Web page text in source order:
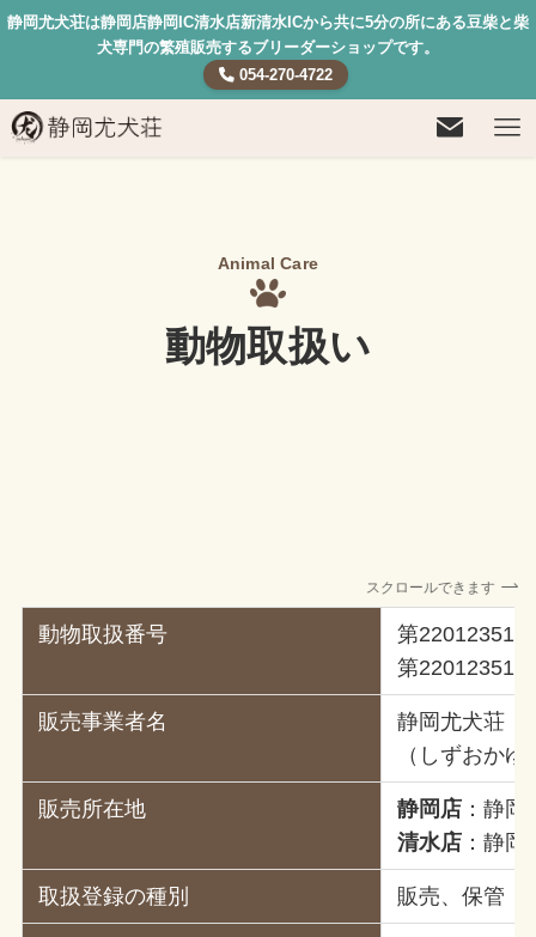
静岡尤犬荘は静岡店静岡IC清水店新清水ICから共に5分の所にある豆柴と柴
犬専門の繁殖販売するブリーダーショップです。
054-270-4722
Animal Care
動物取扱い
スクロールできます
動物取扱番号
第220123510
第220123511
販売事業者名
静岡尤犬荘
（しずおか
販売所在地 静岡店 ：静
清水店 ：静
取扱登録の種別 販売、保管